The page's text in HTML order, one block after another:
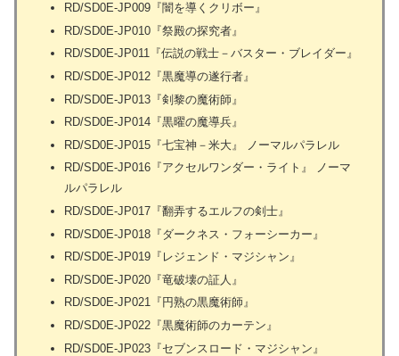
RD/SD0E-JP009『闇を導くクリボー』
RD/SD0E-JP010『祭殿の探究者』
RD/SD0E-JP011『伝説の戦士－バスター・ブレイダー』
RD/SD0E-JP012『黒魔導の遂行者』
RD/SD0E-JP013『剣黎の魔術師』
RD/SD0E-JP014『黒曜の魔導兵』
RD/SD0E-JP015『七宝神－米大』 ノーマルパラレル
RD/SD0E-JP016『アクセルワンダー・ライト』 ノーマ
ルパラレル
RD/SD0E-JP017『翻弄するエルフの剣士』
RD/SD0E-JP018『ダークネス・フォーシーカー』
RD/SD0E-JP019『レジェンド・マジシャン』
RD/SD0E-JP020『竜破壊の証人』
RD/SD0E-JP021『円熟の黒魔術師』
RD/SD0E-JP022『黒魔術師のカーテン』
RD/SD0E-JP023『セブンスロード・マジシャン』